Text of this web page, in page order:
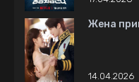
Жена
14.04.2026